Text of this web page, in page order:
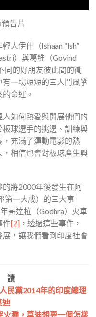
告片
人伊什（Ishaan “Ish”
）與葛維（Govind
同的好朋友彼此間的衝
一場短短的三人鬥風箏
命運。
如何熱愛與開展他們的
球選手的挑選、訓練與
，充滿了運動電影的熱
相信也會對板球產生興
將2000年後發生在阿
第一大成）的三大事
年哥達拉（Godhra）火車
件[2] ，透過這些事件，
，讓我們看到印度社會
讀
民黨2014年的印度總理
迪
種，莫迪想要一個怎樣